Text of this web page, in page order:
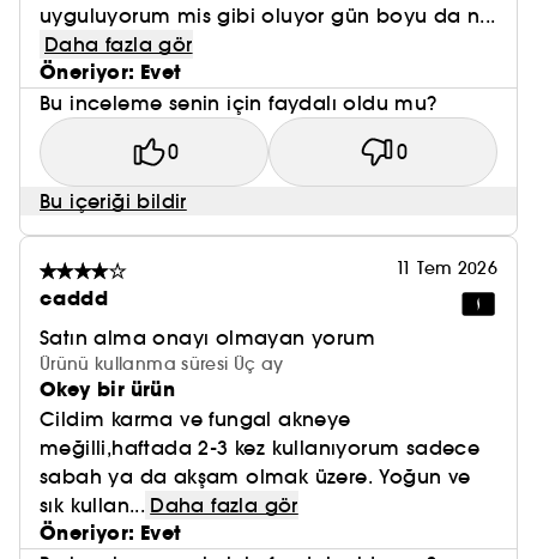
uyguluyorum mis gibi oluyor gün boyu da n...
Daha fazla gör
Öneriyor: Evet
Bu inceleme senin için faydalı oldu mu?
0 0
Bu içeriği bildir
11 Tem 2026
caddd
Satın alma onayı olmayan yorum
Ürünü kullanma süresi Üç ay
Okey bir ürün
Cildim karma ve fungal akneye
meğilli,haftada 2-3 kez kullanıyorum sadece
sabah ya da akşam olmak üzere. Yoğun ve
sık kullan... Daha fazla gör
Öneriyor: Evet